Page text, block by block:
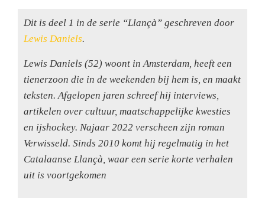
Dit is deel 1 in de serie “Llançà” geschreven door
Lewis Daniels.
Lewis Daniels (52) woont in Amsterdam, heeft een
tienerzoon die in de weekenden bij hem is, en maakt
teksten. Afgelopen jaren schreef hij interviews,
artikelen over cultuur, maatschappelijke kwesties
en ijshockey. Najaar 2022 verscheen zijn roman
Verwisseld. Sinds 2010 komt hij regelmatig in het
Catalaanse Llançà, waar een serie korte verhalen
uit is voortgekomen